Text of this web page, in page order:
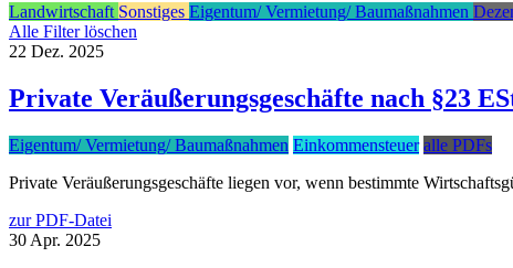
Landwirtschaft Sonstiges Eigentum/ Vermietung/ Baumaßnahmen
Alle Filter löschen
22 Dez. 2025
Private Veräußerungsgeschäfte nach §23
Eigentum/ Vermietung/ Baumaßnahmen Einkommensteuer alle PDFs
Private Veräußerungsgeschäfte liegen vor, wenn bestimmte
zur PDF-Datei
30 Apr. 2025